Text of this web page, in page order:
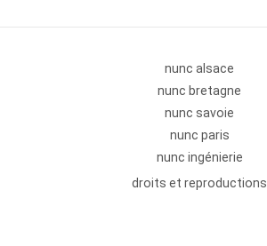
nunc alsace
nunc bretagne
nunc savoie
nunc paris
nunc ingénierie
droits et reproductions